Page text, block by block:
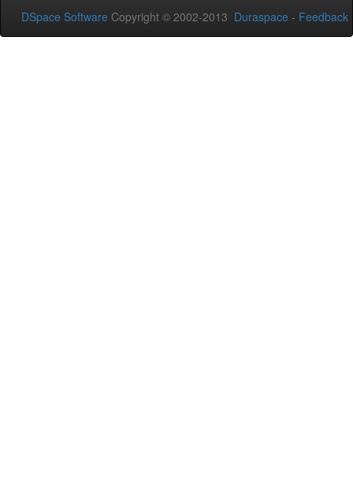
DSpace Software Copyright © 2002-2013 Duraspace - Feedback